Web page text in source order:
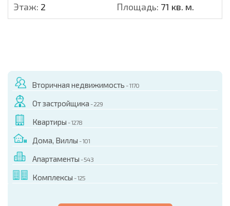
Этаж: 2 Площадь: 71 кв. м.
Вторичная недвижимость - 1170
От застройщика - 229
Квартиры - 1278
Дома, Виллы - 101
Апартаменты - 543
Комплексы - 125